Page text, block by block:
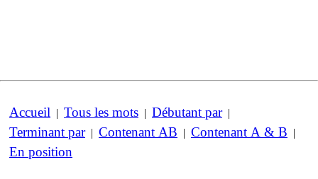
Accueil | Tous les mots | Débutant par|
Terminant par| Contenant AB | Contenant A & B |
En position